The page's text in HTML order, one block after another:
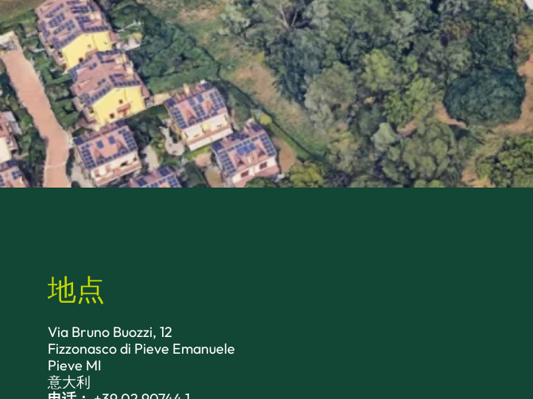
地点
Via Bruno Buozzi, 12
Fizzonasco di Pieve Emanuele
Pieve MI
意大利